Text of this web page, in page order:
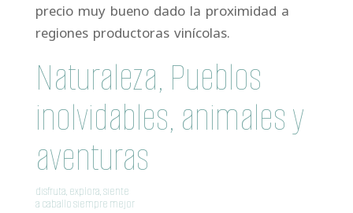
precio muy bueno dado la proximidad a
regiones productoras vinícolas.
Naturaleza, Pueblos
inolvidables, animales y
aventuras
disfruta, explora, siente
a caballo siempre mejor